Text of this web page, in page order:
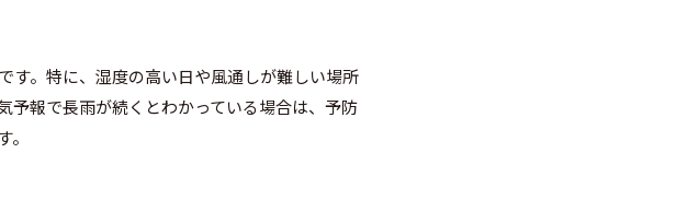
す。特に、湿度の高い日や風通しが難しい場所
予報で長雨が続くとわかっている場合は、予防